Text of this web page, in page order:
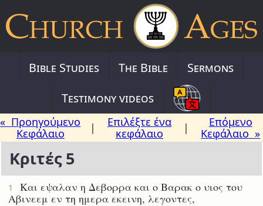
Bible Studies The Bible
Sermons
Testimony videos
« Προηγούμενο
Κεφάλαιο
|
Επιλέξτε ένα
κεφάλαιο
|
Επόμενο
Κεφάλαιο »
Κριτές 5
1
Και εψαλαν η Δεβορρα και ο Βαρακ ο υιος του
Αβινεεμ εν τη ημερα εκεινη, λεγοντες,